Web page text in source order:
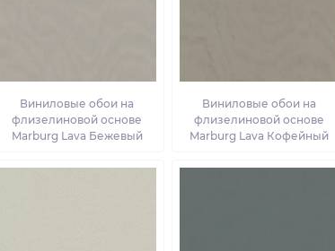
Виниловые обои на
флизелиновой основе
Marburg Lava Бежевый
Виниловые обои на
флизелиновой основе
Marburg Lava Кофейный